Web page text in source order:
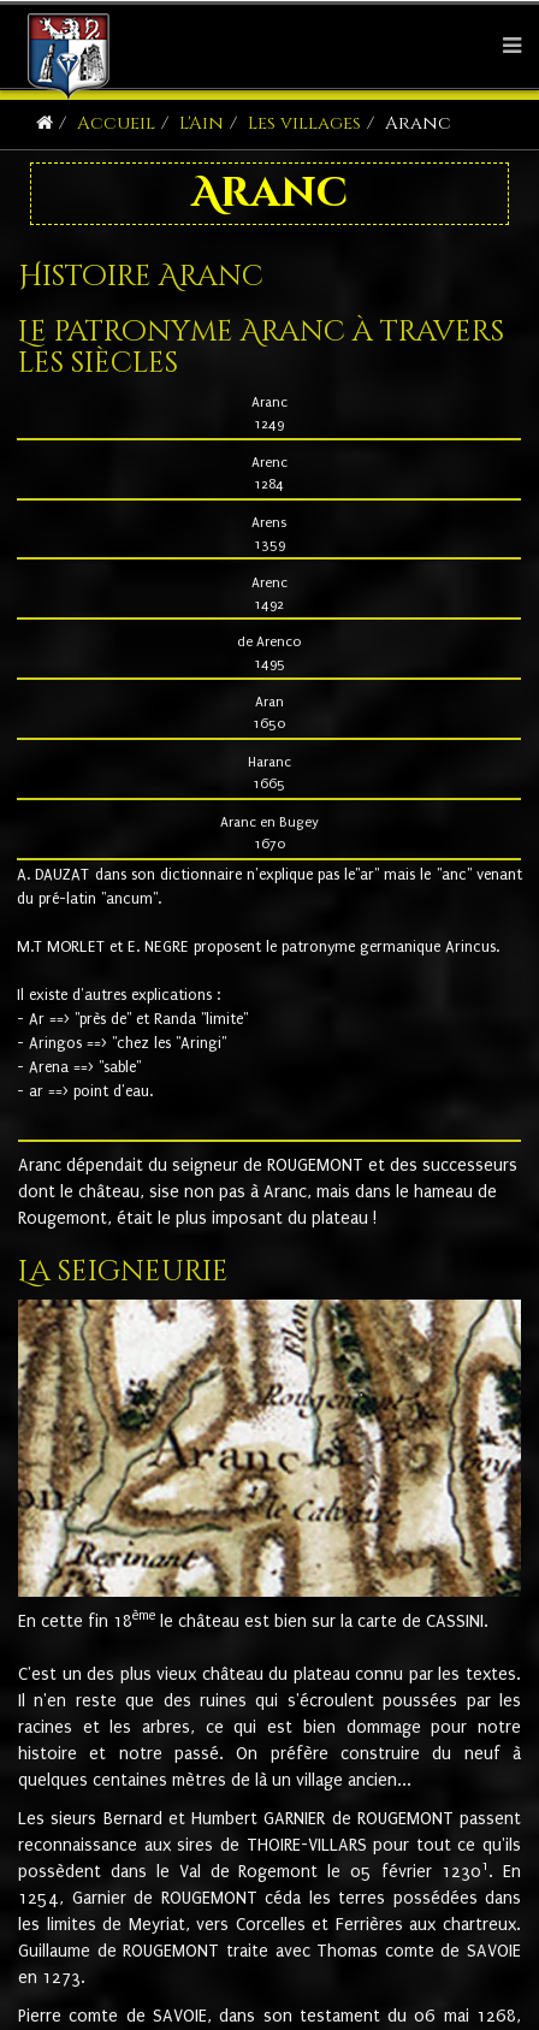
Accueil L'Ain Les villages Aranc
Aranc
Histoire Aranc
Le patronyme Aranc à travers
les siècles
Aranc
1249
Arenc
1284
Arens
1359
Arenc
1492
de Arenco
1495
Aran
1650
Haranc
1665
Aranc en Bugey
1670
A. DAUZAT dans son dictionnaire n'explique pas le"ar" mais le "anc" venant
du pré-latin "ancum".
M.T MORLET et E. NEGRE proposent le patronyme germanique Arincus.
Il existe d'autres explications :
- Ar ==> "près de" et Randa "limite"
- Aringos ==> "chez les "Aringi"
- Arena ==> "sable"
- ar ==> point d'eau.
Aranc dépendait du seigneur de ROUGEMONT et des successeurs
dont le château, sise non pas à Aranc, mais dans le hameau de
Rougemont, était le plus imposant du plateau !
La seigneurie
En cette fin 18ème le château est bien sur la carte de CASSINI.
C'est un des plus vieux château du plateau connu par les textes.
Il n'en reste que des ruines qui s'écroulent poussées par les
racines et les arbres, ce qui est bien dommage pour notre
histoire et notre passé. On préfère construire du neuf à
quelques centaines mètres de là un village ancien...
Les sieurs Bernard et Humbert GARNIER de ROUGEMONT passent
reconnaissance aux sires de THOIRE-VILLARS pour tout ce qu'ils
possèdent dans le Val de Rogemont le 05 février 12301 . En
1254, Garnier de ROUGEMONT céda les terres possédées dans
les limites de Meyriat, vers Corcelles et Ferrières aux chartreux.
Guillaume de ROUGEMONT traite avec Thomas comte de SAVOIE
en 1273.
Pierre comte de SAVOIE, dans son testament du 06 mai 1268,